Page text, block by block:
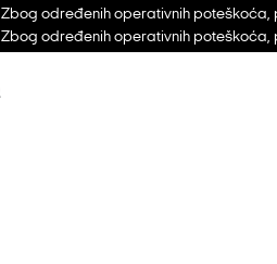
Zbog određenih operativnih poteškoća,
Zbog određenih operativnih poteškoća,